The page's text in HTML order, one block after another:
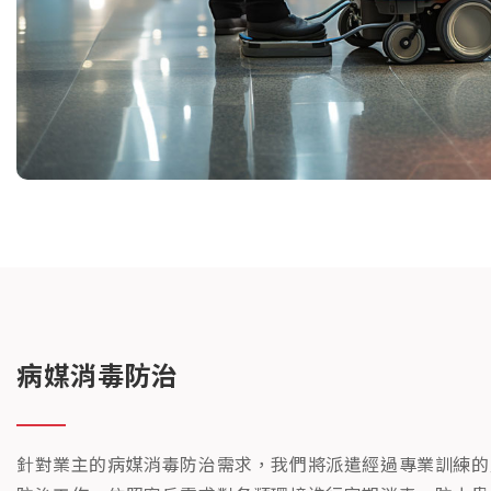
病媒消毒防治
針對業主的病媒消毒防治需求，我們將派遣經過專業訓練